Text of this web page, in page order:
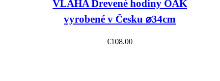
VLAHA Drevené hodiny OAK
vyrobené v Česku ⌀34cm
€108.00